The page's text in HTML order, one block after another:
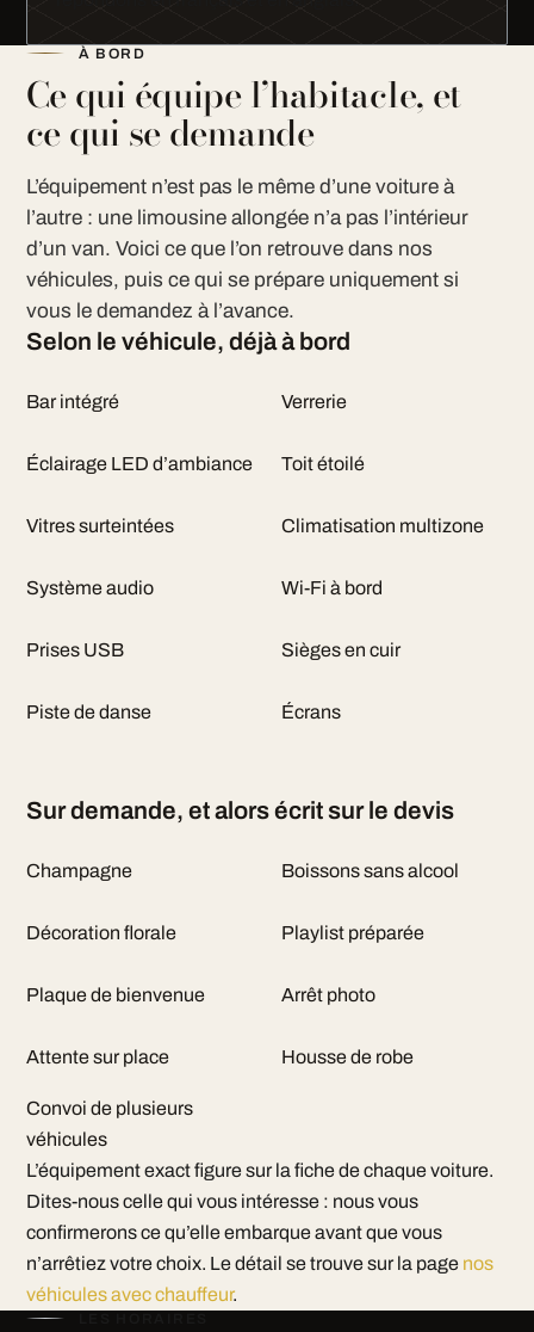
À BORD
Ce qui équipe l’habitacle, et
ce qui se demande
L’équipement n’est pas le même d’une voiture à
l’autre : une limousine allongée n’a pas l’intérieur
d’un van. Voici ce que l’on retrouve dans nos
véhicules, puis ce qui se prépare uniquement si
vous le demandez à l’avance.
Selon le véhicule, déjà à bord
Bar intégré Verrerie
Éclairage LED d’ambiance Toit étoilé
Vitres surteintées Climatisation multizone
Système audio Wi-Fi à bord
Prises USB Sièges en cuir
Piste de danse Écrans
Sur demande, et alors écrit sur le devis
Champagne Boissons sans alcool
Décoration florale Playlist préparée
Plaque de bienvenue Arrêt photo
Attente sur place Housse de robe
Convoi de plusieurs
véhicules
L’équipement exact figure sur la fiche de chaque voiture.
Dites-nous celle qui vous intéresse : nous vous
confirmerons ce qu’elle embarque avant que vous
n’arrêtiez votre choix. Le détail se trouve sur la page nos
véhicules avec chauffeur.